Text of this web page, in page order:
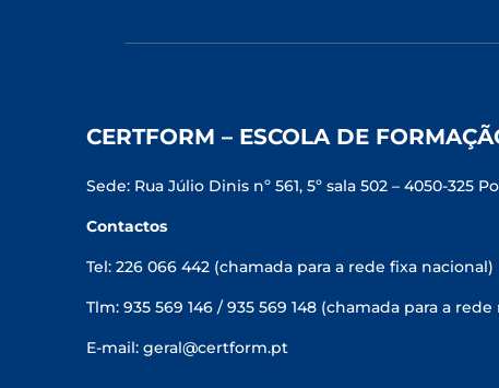
CERTFORM – ESCOLA DE
Sede: Rua Júlio Dinis nº 561, 5º sala 502 – 4050-325
Contactos
Tel: 226 066 442 (chamada para a rede fixa nacional)
Tlm: 935 569 146 / 935 569 148 (chamada para a
E-mail: geral@certform.pt